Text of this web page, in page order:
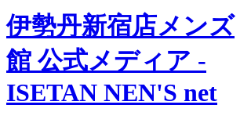
伊勢丹新宿店メンズ
館 公式メディア -
ISETAN NEN'S net